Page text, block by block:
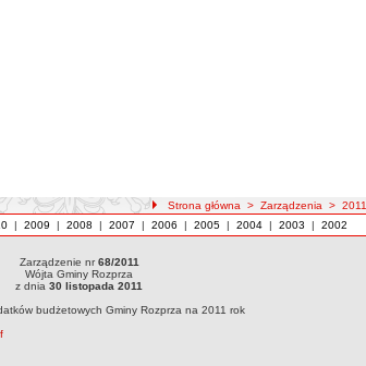
Strona główna > Zarządzenia > 2011
| 2009 | 2008 | 2007 | 2006 | 2005| 2004| 2003 | 2002
Zarządzenie nr68/2011
Wójta Gminy Rozprza
z dnia 30 listopada 2011
budżetowych Gminy Rozprza na 2011 rok